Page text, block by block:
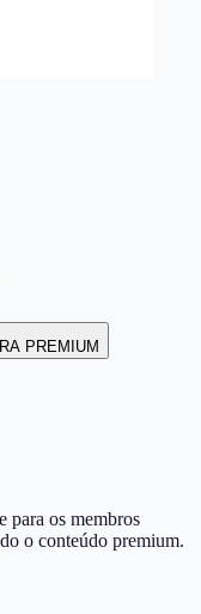
PREMIUM
para os membros
o conteúdo premium.